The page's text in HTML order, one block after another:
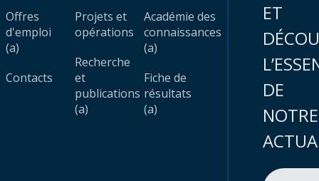
Offres
d'emploi
(a)
Contacts
Projets et
opérations
Recherche
et
publications
(a)
Académie des
connaissances
(a)
Fiche de
résultats
(a)
ET
DE
NOTRE